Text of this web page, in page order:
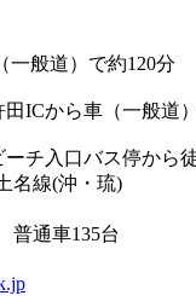
一般道）で約120分
ICから車（一般道
チ入口バス停から
名線(沖・琉)
普通車135台